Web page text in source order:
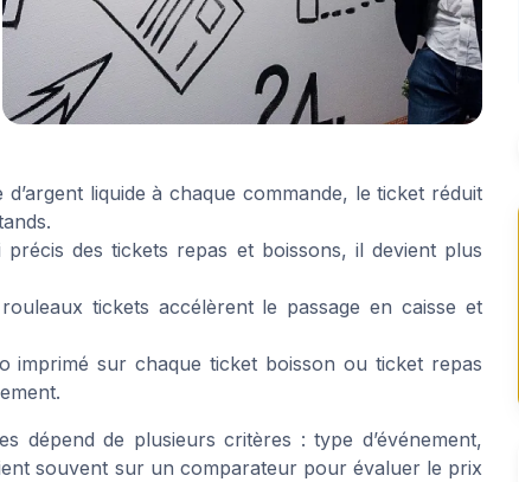
d’argent liquide à chaque commande, le ticket réduit
des tickets repas et boissons, il devient plus
tickets accélèrent le passage en caisse et
imprimé sur chaque ticket boisson ou ticket repas
dépend de plusieurs critères : type d’événement,
souvent sur un comparateur pour évaluer le prix